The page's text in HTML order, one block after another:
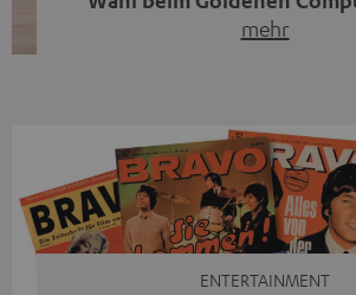
mehr
Streaming-System vereint
moderne Streaming-Funktionen und
einem einzigen Gerät – und zeigt, dass
Sound heute keine klassische HiFi-
ENTERTAINMENT